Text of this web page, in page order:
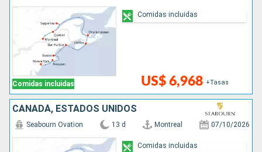
Comidas incluidas US$ 6,968 +Tasas
Comidas incluidas
CANADÁ, ESTADOS UNIDOS
Seabourn Ovation 13 d Montreal 07/10/2026
Comidas incluidas